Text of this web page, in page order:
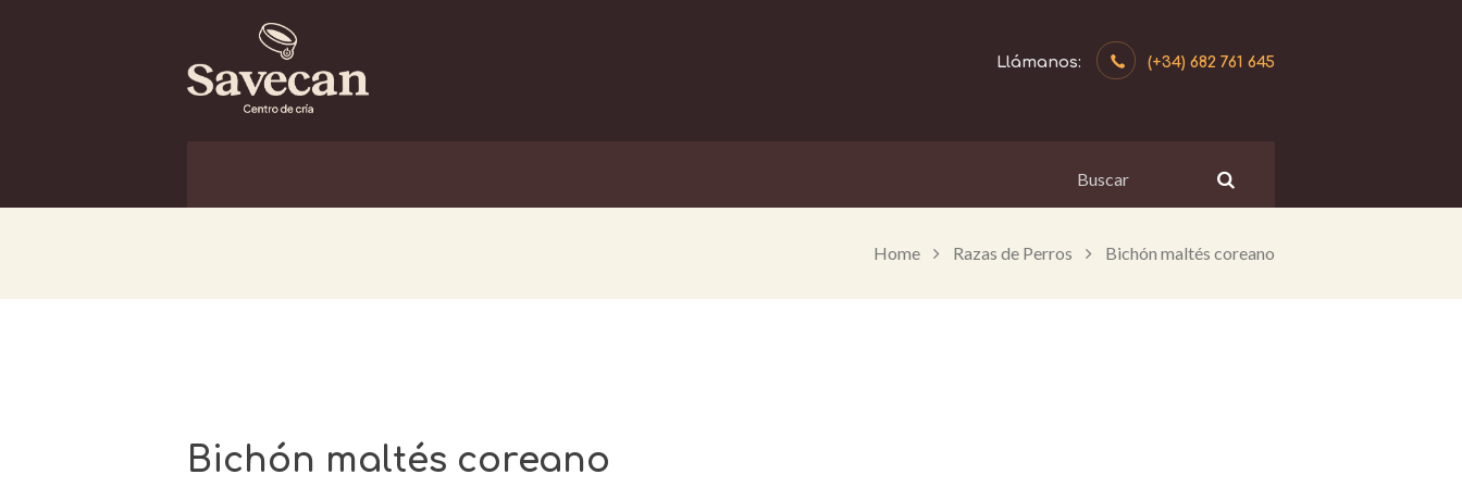
(+34) 682 761 645
Home Razas de Perros Bichón maltés coreano
Bichón maltés coreano